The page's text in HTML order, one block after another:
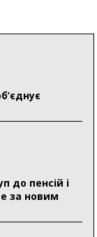
до пенсій і
за новим